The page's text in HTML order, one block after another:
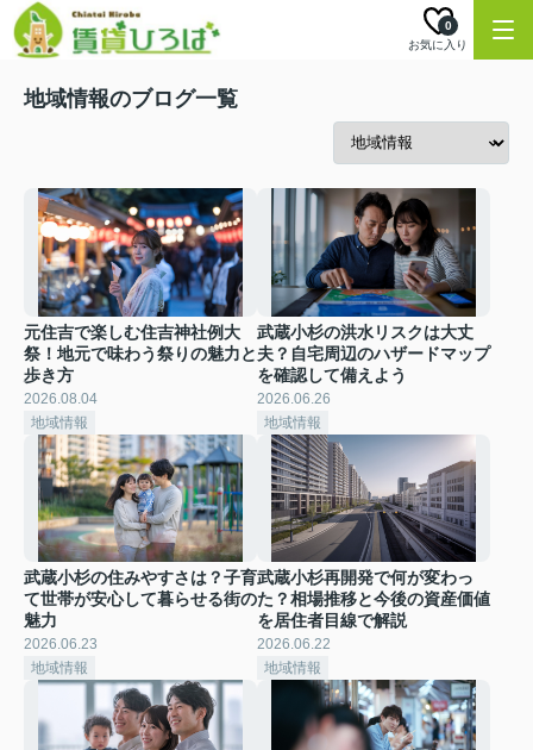
お気に入り
0
地域情報のブログ一覧
元住吉で楽しむ住吉神社例大
祭！地元で味わう祭りの魅力と
歩き方
2026.08.04
地域情報
武蔵小杉の洪水リスクは大丈
夫？自宅周辺のハザードマップ
を確認して備えよう
2026.06.26
地域情報
武蔵小杉の住みやすさは？子育
て世帯が安心して暮らせる街の
魅力
2026.06.23
地域情報
武蔵小杉再開発で何が変わっ
た？相場推移と今後の資産価値
を居住者目線で解説
2026.06.22
地域情報